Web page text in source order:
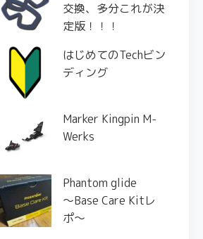
交換、多分これが決
定版！！！
はじめてのTechビン
ディング
Marker Kingpin M-
Werks
Phantom glide
〜Base Care Kitレ
ポ〜